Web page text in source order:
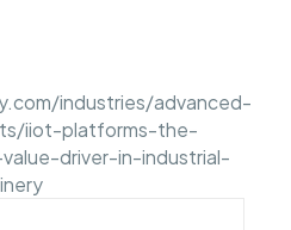
industries/advanced-
iiot-platforms-the-
driver-in-industrial-